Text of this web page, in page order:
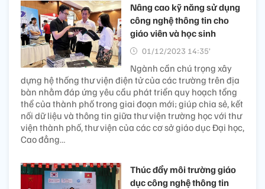
Nâng cao kỹ năng sử dụng
công nghệ thông tin cho
giáo viên và học sinh
01/12/2023 14:35’
Ngành cần chú trọng xây
dựng hệ thống thư viện điện tử của các trường trên địa
bàn nhằm đáp ứng yêu cầu phát triển quy hoạch tổng
thể của thành phố trong giai đoạn mới; giúp chia sẻ, kết
nối dữ liệu và thông tin giữa thư viện trường học với thư
viện thành phố, thư viện của các cơ sở giáo dục Đại học,
Cao đẳng…
Thúc đẩy môi trường giáo
dục công nghệ thông tin